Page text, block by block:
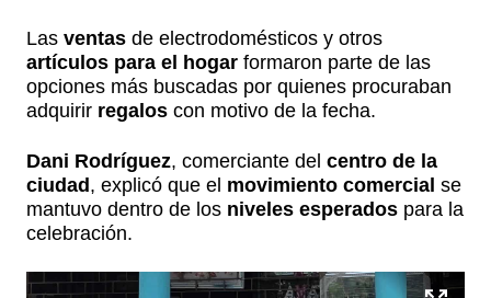
Las ventas de electrodomésticos y otros
artículos para el hogar formaron parte de las
opciones más buscadas por quienes procuraban
adquirir regalos con motivo de la fecha.
Dani Rodríguez, comerciante del centro de la
ciudad, explicó que el movimiento comercial se
mantuvo dentro de los niveles esperados para la
celebración.